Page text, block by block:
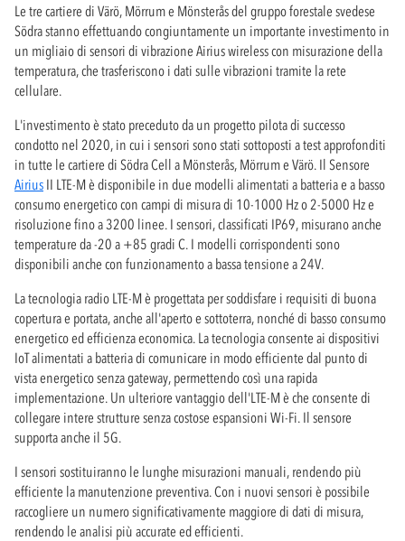
Le tre cartiere di Värö, Mörrum e Mönsterås del gruppo forestale svedese
Södra stanno effettuando congiuntamente un importante investimento in
un migliaio di sensori di vibrazione Airius wireless con misurazione della
temperatura, che trasferiscono i dati sulle vibrazioni tramite la rete
cellulare.
L'investimento è stato preceduto da un progetto pilota di successo
condotto nel 2020, in cui i sensori sono stati sottoposti a test approfonditi
in tutte le cartiere di Södra Cell a Mönsterås, Mörrum e Värö. Il Sensore
Airius II LTE-M è disponibile in due modelli alimentati a batteria e a basso
consumo energetico con campi di misura di 10-1000 Hz o 2-5000 Hz e
risoluzione fino a 3200 linee. I sensori, classificati IP69, misurano anche
temperature da -20 a +85 gradi C. I modelli corrispondenti sono
disponibili anche con funzionamento a bassa tensione a 24V.
La tecnologia radio LTE-M è progettata per soddisfare i requisiti di buona
copertura e portata, anche all'aperto e sottoterra, nonché di basso consumo
energetico ed efficienza economica. La tecnologia consente ai dispositivi
IoT alimentati a batteria di comunicare in modo efficiente dal punto di
vista energetico senza gateway, permettendo così una rapida
implementazione. Un ulteriore vantaggio dell'LTE-M è che consente di
collegare intere strutture senza costose espansioni Wi-Fi. Il sensore
supporta anche il 5G.
I sensori sostituiranno le lunghe misurazioni manuali, rendendo più
efficiente la manutenzione preventiva. Con i nuovi sensori è possibile
raccogliere un numero significativamente maggiore di dati di misura,
rendendo le analisi più accurate ed efficienti.